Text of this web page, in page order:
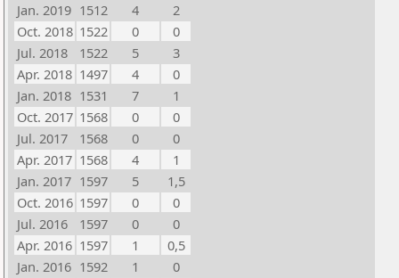
Jan. 2019 1512 4
2
Oct. 2018 1522 0
0
Jul. 2018
1522 5
3
Apr. 2018 1497 4
0
Jan. 2018 1531 7
1
Oct. 2017 1568 0
0
Jul. 2017
1568 0
0
Apr. 2017 1568 4
1
Jan. 2017 1597 5
1,5
Oct. 2016 1597 0
0
Jul. 2016
1597 0
0
Apr. 2016 1597 1
0,5
Jan. 2016 1592 1
0